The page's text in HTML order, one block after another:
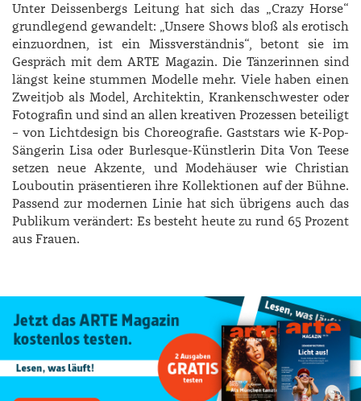
Unter Deissenbergs Leitung hat sich das „Crazy Horse“
grundlegend gewandelt: „Unsere Shows bloß als erotisch
einzuordnen, ist ein Missverständnis“, betont sie im
Gespräch mit dem ARTE Magazin. Die Tänzerinnen sind
längst keine stummen Modelle mehr. Viele haben einen
Zweitjob als Model, Architektin, Krankenschwester oder
Fotografin und sind an allen kreativen Prozessen beteiligt
– von Lichtdesign bis Choreografie. Gaststars wie K-Pop-
Sängerin Lisa oder Burlesque-Künstlerin Dita Von Teese
setzen neue Akzente, und Modehäuser wie Christian
Louboutin präsentieren ihre Kollektionen auf der Bühne.
Passend zur modernen Linie hat sich übrigens auch das
Publikum verändert: Es besteht heute zu rund 65 Prozent
aus Frauen.